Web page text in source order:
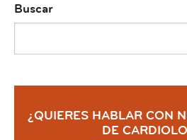
Buscar
¿QUIERES HABLAR CON
DE